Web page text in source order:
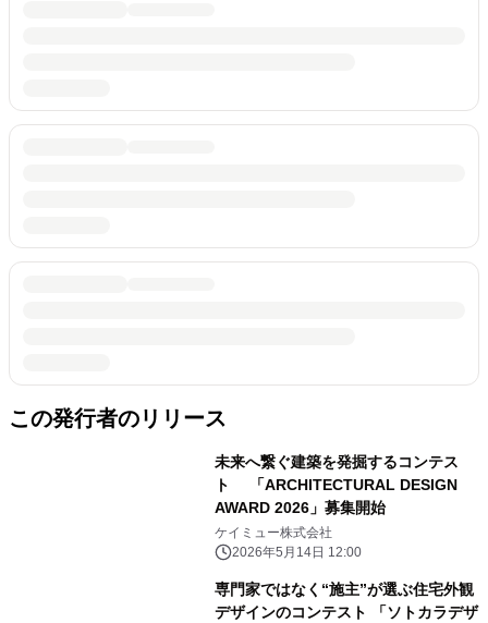
この発行者のリリース
未来へ繋ぐ建築を発掘するコンテス
ト 「ARCHITECTURAL DESIGN
AWARD 2026」募集開始
ケイミュー株式会社
2026年5月14日 12:00
専門家ではなく“施主”が選ぶ住宅外観
デザインのコンテスト 「ソトカラデザ